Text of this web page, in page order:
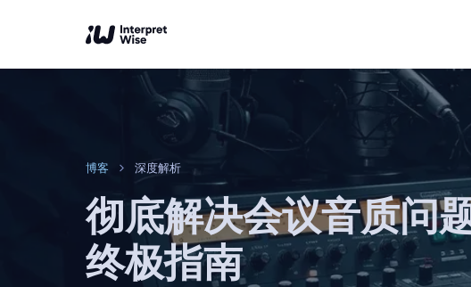
博客 深度解析
彻底解决会议音质问
终极指南